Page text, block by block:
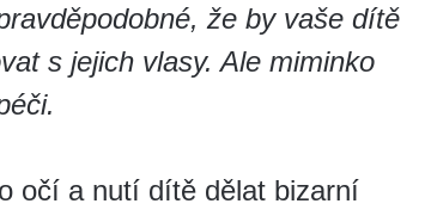
že by vaše dítě
s jejich vlasy. Ale miminko
očí a nutí dítě dělat bizarní